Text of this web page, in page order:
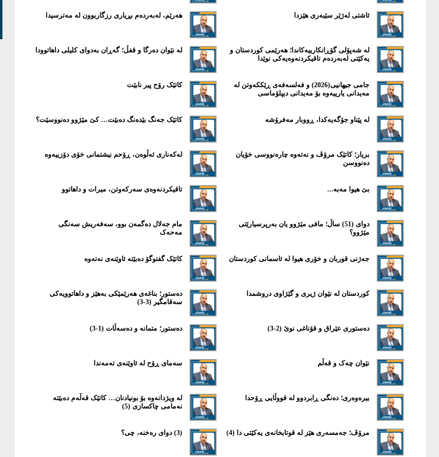
ئاشتی لەژێر سێبەری هێزدا هەرێم، لەبەردەم بڕیاری رزگاربوون لە مەترسیدا
لە شەپۆلی گۆڕانکارییەکاندا؛ هەرێمی کوردستان و
یەکێتی لەبەردەم تاقیکردنەوەیەکی نوێدا
لە نێوان دەرگا و قفڵ؛ گەڕان بەدوای کلیلی داهاتوودا
جامی جیهانیی(2026) و فەلسەفەی ڕێککەوتن لە
مەیدانی یارییەوە بۆ مەیدانی دیپلۆماسی
کاتێک رۆح پیر نابێت
لە پێناو جۆگەیەکدا، ڕووبار مەفرۆشە کاتێک جەنگ بێدەنگ دەبێت… کێ مێژوو دەنووسێت؟
بریار؛ کاتێک مرۆڤ و نەتەوە چارەنووسی خۆیان
دەنووسن
لەکەناری ئەڵوەن، ڕۆحم نیشتمانی خۆی دۆزییەوە
بێ هیوا مەبە... تاقیکردنەوەی سەرکەوتن، میرات و داهاتوو
دوای (51) ساڵ؛ مافی مێژوو یان بەرپرسیارێتی
مێژوو؟
مام جەلال دەگمەن بوو، سەفەریش سەنگی
مەحەک
جەژنی قوربان و خۆری هیوا لە ئاسمانی کوردستان کاتێک گفتوگۆ دەبێتە ئاوێنەی نەتەوە
کوردستان لە نێوان ژیری و گێژاوی دروشمدا
دەستور؛ بناغەی هەرێمێکی بەهێز و داهاتوویەکی
سەقامگیر (3-3)
دەستوری عێراق و قۆناغی نوێ (2-3) دەستور؛ متمانە و دەسەڵات (1-3)
نێوان چەک و قەڵم سەمای ڕۆح لە ئاوێنەی تەمەندا
بیرەوەری؛ دەنگی ڕابردوو لە قووڵایی ڕۆحدا
لە ویژدانەوە بۆ بونیادنان… کاتێک قەڵەم دەبێتە
نەمامی چاکسازی (5)
مرۆڤ؛ جەمسەری هێز لە قوتابخانەی یەکێتی دا (4) (3) دوای رەخنە، چی؟